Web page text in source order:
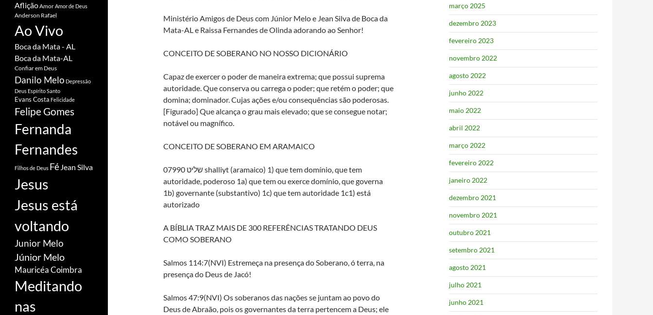
Ministério Amigos de Deus com Júnior Melo e Jean Silva de Boca da
Mata-AL e Raissa Fernandes de Olinda adorando ao Senhor!
CONCEITO DE SOBERANO NO NOSSO DICIONÁRIO
Capaz de exercer o poder de maneira extrema; que possui suprema
autoridade. Que conserva ou carrega o poder; que retém o poder; que
domina; dominador. Cujas ações e/ou consequências são poderosas.
[Figurado] Que alcança o grau mais elevado; que se consegue notar;
notável ou magnífico.
CONCEITO DE SOBERANO EM ARAMAICO
שליט 07990 shalliyt (aramaico) 1) que tem domínio, que tem
autoridade, poderoso 1a) que tem ou exerce domínio, que governa
1b) governante (substantivo) 1c) que tem autoridade 1c1) está
autorizado
A BÍBLIA TRAZ MAIS DE 300 REFERÊNCIAS TRATANDO DEUS
COMO SOBERANO
Salmos 114:7(NVI) Estremeça na presença do Soberano, ó terra, na
presença do Deus de Jacó!
Salmos 47:9(NVI) Os soberanos das nações se juntam ao povo do
Deus de Abraão, pois os governantes da terra pertencem a Deus; ele
março 2025
dezembro 2023
fevereiro 2023
novembro 2022
agosto 2022
junho 2022
maio 2022
abril 2022
março 2022
fevereiro 2022
janeiro 2022
dezembro 2021
novembro 2021
outubro 2021
setembro 2021
agosto 2021
julho 2021
junho 2021
AfliçãoAmorAmor de Deus
Anderson Rafael
Ao Vivo
Boca da Mata - AL
Boca da Mata-AL
Confiar em Deus
Danilo Melo Depressão
Deus Espírito Santo
Evans Costa Felicidade
Felipe Gomes
Fernanda
Fernandes
Filhos de Deus Fé Jean Silva
Jesus
Jesus está
voltando
Junior Melo
Júnior Melo
Mauricéa Coimbra
Meditando
nas